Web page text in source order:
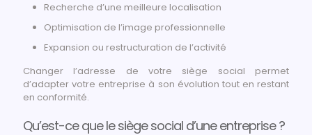
Recherche d’une meilleure localisation
Optimisation de l’image professionnelle
Expansion ou restructuration de l’activité
Changer l’adresse de votre siège social permet
d’adapter votre entreprise à son évolution tout en restant
en conformité.
Qu’est-ce que le siège social d’une entreprise ?